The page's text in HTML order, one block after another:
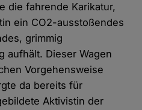
die fahrende Karikatur,
ein CO2-ausstoßendes
grimmig
aufhält. Dieser Wagen
Vorgehensweise
da bereits für
Aktivistin der